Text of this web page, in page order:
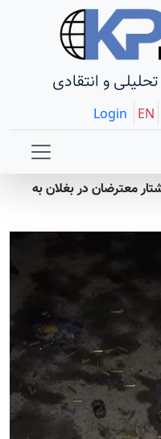
و انتقادی
Login EN
معترضان در بغلان به